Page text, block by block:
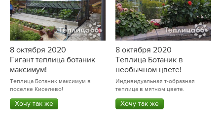
8 октября 2020
Гигант теплица ботаник
максимум!
Теплица Ботаник максимум в
поселке Киселево!
Хочу так же
8 октября 2020
Теплица Ботаник в
необычном цвете!
Индивидуальная т-образная
теплица в мятном цвете.
Хочу так же